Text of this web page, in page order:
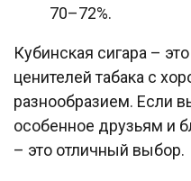
70–72%.
Кубинская сигара –
ценителей табака с
разнообразием. Если
особенное друзьям и
– это отличный выбор.